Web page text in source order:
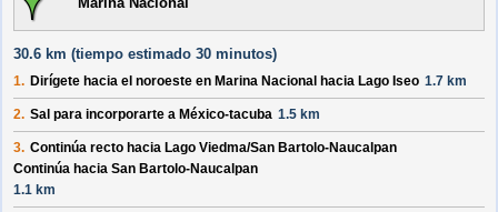
30.6 km (tiempo estimado 30 minutos)
1. Dirígete hacia el noroeste en Marina Nacional hacia Lago Iseo 1.7 km
2. Sal para incorporarte a México-tacuba 1.5 km
3. Continúa recto hacia Lago Viedma/San Bartolo-Naucalpan
Continúa hacia San Bartolo-Naucalpan
1.1 km